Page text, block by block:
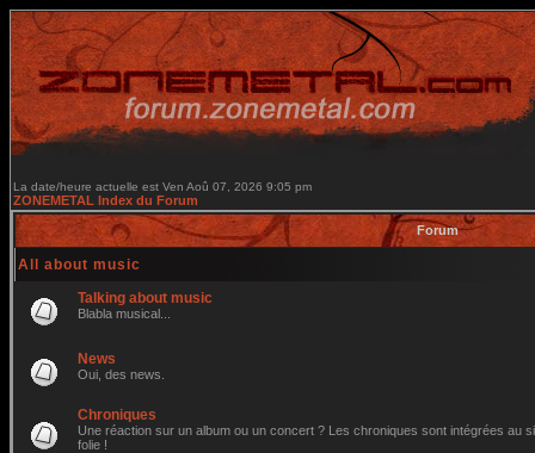
La date/heure actuelle est Ven Aoû 07, 2026 9:05 pm
ZONEMETAL Index du Forum
Forum
All about music
Talking about music
Blabla musical...
News
Oui, des news.
Chroniques
Une réaction sur un album ou un concert ? Les chroniques sont intégrées au
folie !